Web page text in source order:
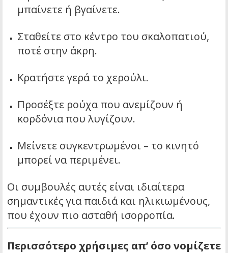
μπαίνετε ή βγαίνετε.
Σταθείτε στο κέντρο του σκαλοπατιού,
ποτέ στην άκρη.
Κρατήστε γερά το χερούλι.
Προσέξτε ρούχα που ανεμίζουν ή
κορδόνια που λυγίζουν.
Μείνετε συγκεντρωμένοι – το κινητό
μπορεί να περιμένει.
Οι συμβουλές αυτές είναι ιδιαίτερα
σημαντικές για παιδιά και ηλικιωμένους,
που έχουν πιο ασταθή ισορροπία.
Περισσότερο χρήσιμες απ’ όσο νομίζετε